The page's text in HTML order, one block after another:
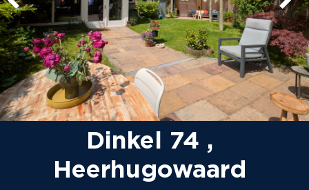
Dinkel 74 ,
Heerhugowaard